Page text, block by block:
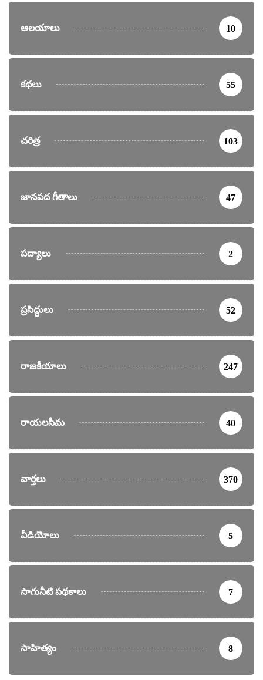
ఆలయాలు 10
కథలు 55
చరిత్ర 103
జానపద గీతాలు 47
పద్యాలు 2
ప్రసిద్ధులు 52
రాజకీయాలు 247
రాయలసీమ 40
వార్తలు 370
వీడియోలు 5
సాగునీటి పథకాలు 7
సాహిత్యం 8